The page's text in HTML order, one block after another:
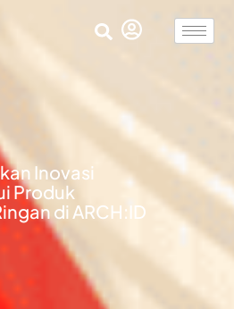
Inovasi
Produk
di ARCH:ID